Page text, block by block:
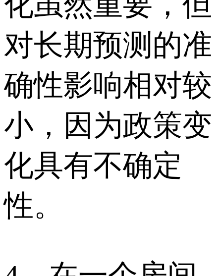
对长期预测的准
确性影响相对较
小，因为政策变
化具有不确定
性。